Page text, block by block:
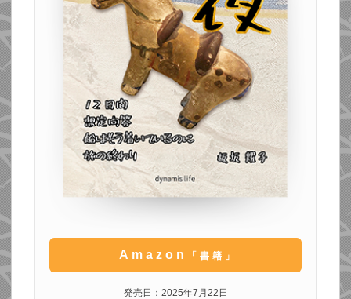
Amazon 「書籍」
発売日：2025年7月22日